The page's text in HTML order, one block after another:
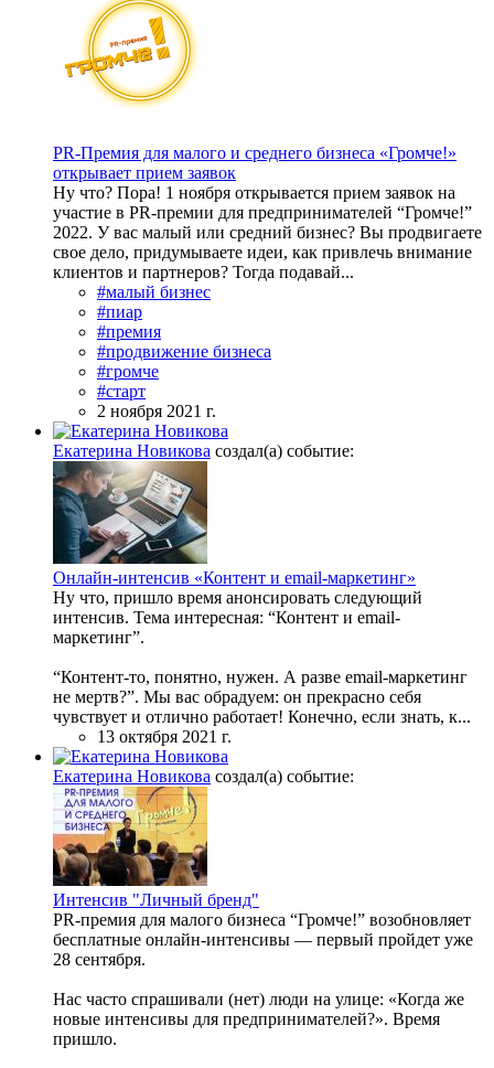
PR-Премия для малого и среднего бизнеса «Громче!»
открывает прием заявок
Ну что? Пора! 1 ноября открывается прием заявок на
участие в PR-премии для предпринимателей “Громче!”
2022. У вас малый или средний бизнес? Вы продвигаете
свое дело, придумываете идеи, как привлечь внимание
клиентов и партнеров? Тогда подавай...
#малый бизнес
#пиар
#премия
#продвижение бизнеса
#громче
#старт
2 ноября 2021 г.
Екатерина Новикова создал(а) событие:
Онлайн-интенсив «Контент и email-маркетинг»
Ну что, пришло время анонсировать следующий
интенсив. Тема интересная: “Контент и email-
маркетинг”.
“Контент-то, понятно, нужен. А разве email-маркетинг
не мертв?”. Мы вас обрадуем: он прекрасно себя
чувствует и отлично работает! Конечно, если знать, к...
13 октября 2021 г.
Екатерина Новикова создал(а) событие:
Интенсив "Личный бренд"
PR-премия для малого бизнеса “Громче!” возобновляет
бесплатные онлайн-интенсивы — первый пройдет уже
28 сентября.
Нас часто спрашивали (нет) люди на улице: «Когда же
новые интенсивы для предпринимателей?». Время
пришло.